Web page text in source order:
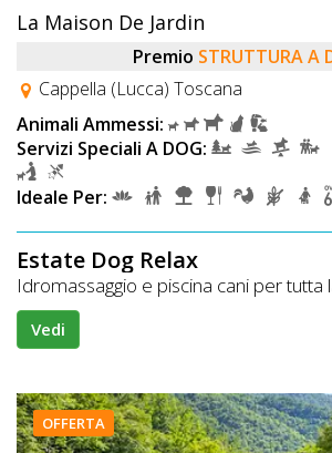
La Maison De Jardin
Premio STRUTTURA A
Cappella (Lucca) Toscana
Animali Ammessi:
Servizi Speciali A DOG:
Ideale Per:
Estate Dog Relax
Idromassaggio e piscina cani per tutta
Vedi
OFFERTA